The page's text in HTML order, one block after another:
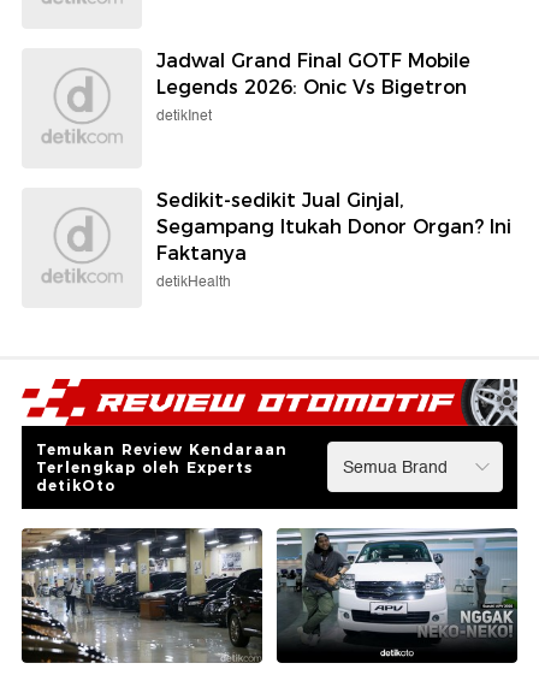
Jadwal Grand Final GOTF Mobile
Legends 2026: Onic Vs Bigetron
detikInet
Sedikit-sedikit Jual Ginjal,
Segampang Itukah Donor Organ? Ini
Faktanya
detikHealth
Temukan Review Kendaraan
Terlengkap oleh Experts
detikOto